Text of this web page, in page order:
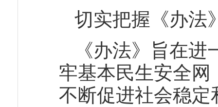
切实把握《办法
《办法》旨在
牢基本民生安全
不断促进社会稳